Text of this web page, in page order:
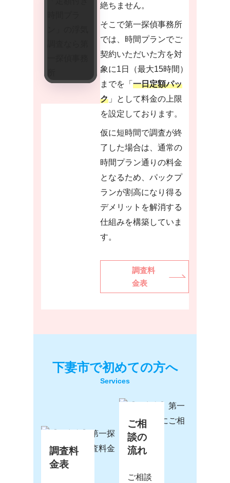
絶ちません。
そこで第一探偵事務所
では、時間プランでご
契約いただいた方を対
象に1日（最大15時間）
までを「一日定額パッ
ク 」として料金の上限
を設定しております。
仮に短時間で調査が終
了した場合は、通常の
時間プラン通りの料金
となるため、パックプ
ランが割高になり得る
デメリットを解消する
仕組みを構築していま
す。
調査料
金表
下妻市で初めての方へ
調査料
金表
ご相
談の
流れ
ご相談